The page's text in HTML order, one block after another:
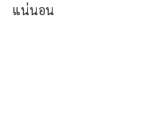
แน่นอน